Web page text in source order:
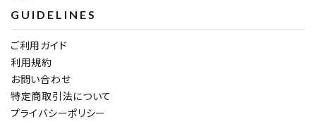
GUIDELINES
ご利用ガイド
利用規約
お問い合わせ
特定商取引法について
プライバシーポリシー